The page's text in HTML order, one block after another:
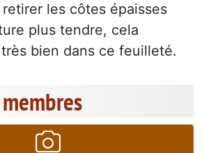
les côtes épaisses
plus tendre, cela
bien dans ce feuilleté.